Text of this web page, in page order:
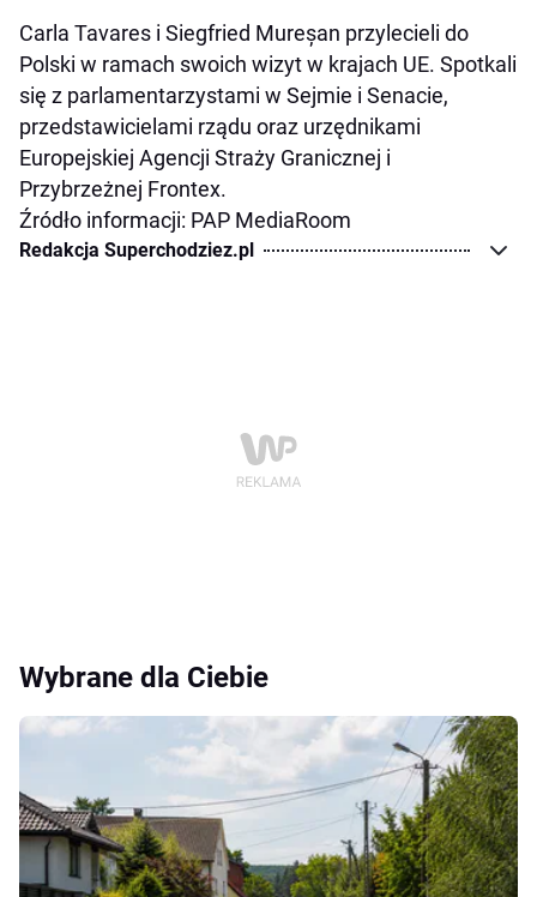
Carla Tavares i Siegfried Mureșan przylecieli do
Polski w ramach swoich wizyt w krajach UE. Spotkali
się z parlamentarzystami w Sejmie i Senacie,
przedstawicielami rządu oraz urzędnikami
Europejskiej Agencji Straży Granicznej i
Przybrzeżnej Frontex.
Źródło informacji: PAP MediaRoom
Redakcja Superchodziez.pl
Wybrane dla Ciebie